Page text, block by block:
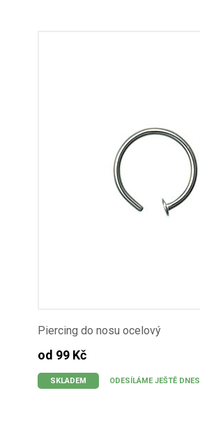
Piercing do nosu ocelový
od 99 Kč
SKLADEM ODESÍLÁME JEŠTĚ DNES